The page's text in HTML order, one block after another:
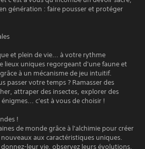
génération : faire pousser et protéger
et plein de vie... à votre rythme
lieux uniques regorgeant d'une faune et
à un mécanisme de jeu intuitif.
passer votre temps ? Ramasser des
attraper des insectes, explorer des
c'est à vous de choisir !
!
de monde grâce à l'alchimie pour créer
aux caractéristiques uniques.
leur vie, observez leurs évolutions,